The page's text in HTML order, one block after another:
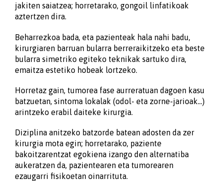
jakiten saiatzea; horretarako, gongoil linfatikoak
aztertzen dira.
Beharrezkoa bada, eta pazienteak hala nahi badu,
kirurgiaren barruan bularra berreraikitzeko eta beste
bularra simetriko egiteko teknikak sartuko dira,
emaitza estetiko hobeak lortzeko.
Horretaz gain, tumorea fase aurreratuan dagoen kasu
batzuetan, sintoma lokalak (odol- eta zorne-jarioak…)
arintzeko erabil daiteke kirurgia.
Diziplina anitzeko batzorde batean adosten da zer
kirurgia mota egin; horretarako, paziente
bakoitzarentzat egokiena izango den alternatiba
aukeratzen da, pazientearen eta tumorearen
ezaugarri fisikoetan oinarrituta.